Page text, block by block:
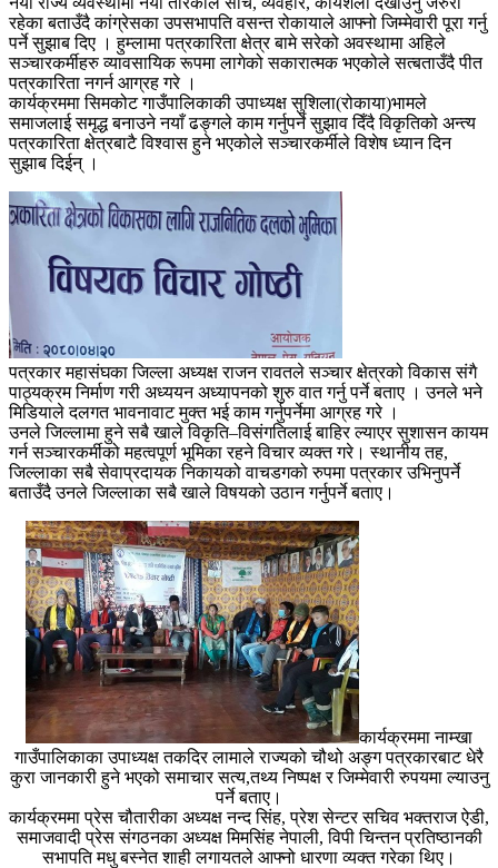
रहेका बताउँदै कांग्रेसका उपसभापति वसन्त रोकायाले आफ्नो जिम्मेवारी पूरा गर्नु
पर्ने सुझाब दिए । हुम्लामा पत्रकारिता क्षेत्र बामे सरेको अवस्थामा अहिले
सञ्चारकर्मीहरु व्यावसायिक रूपमा लागेको सकारात्मक भएकोले सत्बताउँदै पीत
पत्रकारिता नगर्न आग्रह गरे ।
कार्यक्रममा सिमकोट गाउँपालिकाकी उपाध्यक्ष सुशिला(रोकाया)भामले
समाजलाई समृद्ध बनाउने नयाँ ढङ्गले काम गर्नुपर्ने सुझाव दिँदै विकृतिको अन्त्य
पत्रकारिता क्षेत्रबाटै विश्वास हुने भएकोले सञ्चारकर्मीले विशेष ध्यान दिन
सुझाब दिईन् ।
पत्रकार महासंघका जिल्ला अध्यक्ष राजन रावतले सञ्चार क्षेत्रको विकास संगै
पाठ्यक्रम निर्माण गरी अध्ययन अध्यापनको शुरु वात गर्नु पर्ने बताए । उनले भने
मिडियाले दलगत भावनावाट मुक्त भई काम गर्नुपर्नेमा आग्रह गरे ।
उनले जिल्लामा हुने सबै खाले विकृति–विसंगतिलाई बाहिर ल्याएर सुशासन कायम
गर्न सञ्चारकर्मीको महत्वपूर्ण भूमिका रहने विचार व्यक्त गरे। स्थानीय तह,
जिल्लाका सबै सेवाप्रदायक निकायको वाचडगको रुपमा पत्रकार उभिनुपर्ने
बताउँदै उनले जिल्लाका सबै खाले विषयको उठान गर्नुपर्ने बताए।
कार्यक्रममा नाम्खा
गाउँपालिकाका उपाध्यक्ष तकदिर लामाले राज्यको चौथो अङ्ग पत्रकारबाट धेरै
कुरा जानकारी हुने भएको समाचार सत्य,तथ्य निष्पक्ष र जिम्मेवारी रुपयमा ल्याउनु
पर्ने बताए।
कार्यक्रममा प्रेस चौतारीका अध्यक्ष नन्द सिंह, प्रेश सेन्टर सचिव भक्तराज ऐडी,
समाजवादी प्रेस संगठनका अध्यक्ष मिमसिंह नेपाली, विपी चिन्तन प्रतिष्ठानकी
सभापति मधु बस्नेत शाही लगायतले आफ्नो धारणा व्यक्त गरेका थिए।